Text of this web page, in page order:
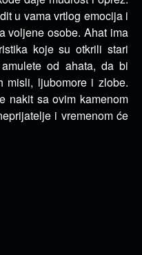
u vama vrtlog emocija i
voljene osobe. Ahat ima
koje su otkrili stari
od ahata, da bi
misli, ljubomore i zlobe.
nakit sa ovim kamenom
i vremenom će